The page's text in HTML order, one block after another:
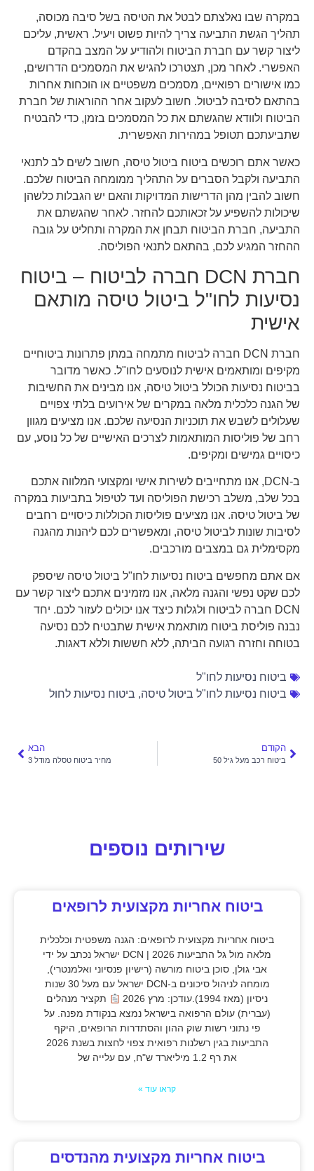
במקרה שבו נאלצתם לבטל את הטיסה בשל סיבה מכוסה,
תהליך הגשת התביעה צריך להיות פשוט ויעיל. ראשית, עליכם
ליצור קשר עם חברת הביטוח ולהודיע על המצב בהקדם
האפשרי. לאחר מכן, תצטרכו להגיש את המסמכים הדרושים,
כמו אישורים רפואיים, מסמכים משפטיים או הוכחות אחרות
בהתאם לסיבה לביטול. חשוב לעקוב אחר ההוראות של חברת
הביטוח ולוודא שהגשתם את כל המסמכים בזמן, כדי להבטיח
שתביעתכם תטופל במהירות האפשרית.
כאשר אתם רוכשים ביטוח ביטול טיסה, חשוב לשים לב לתנאי
התביעה ולקבל הסברים על התהליך ממומחה הביטוח שלכם.
חשוב להבין מהן הדרישות המדויקות והאם יש הגבלות כלשהן
שיכולות להשפיע על זכאותכם להחזר. לאחר שהגשתם את
התביעה, חברת הביטוח תבחן את המקרה ותחליט על גובה
ההחזר המגיע לכם, בהתאם לתנאי הפוליסה.
חברת DCN חברה לביטוח – ביטוח
נסיעות לחו"ל ביטול טיסה מותאם
אישית
חברת DCN חברה לביטוח מתמחה במתן פתרונות ביטוחיים
מקיפים ומותאמים אישית לנוסעים לחו"ל. כאשר מדובר
בביטוח נסיעות הכולל ביטול טיסה, אנו מבינים את החשיבות
של הגנה כלכלית מלאה במקרים של אירועים בלתי צפויים
שעלולים לשבש את תוכניות הנסיעה שלכם. אנו מציעים מגוון
רחב של פוליסות המותאמות לצרכים האישיים של כל נוסע, עם
כיסויים גמישים ומקיפים.
ב-DCN, אנו מתחייבים לשירות אישי ומקצועי המלווה אתכם
בכל שלב, משלב רכישת הפוליסה ועד לטיפול בתביעות במקרה
של ביטול טיסה. אנו מציעים פוליסות הכוללות כיסויים רחבים
לסיבות שונות לביטול טיסה, ומאפשרים לכם ליהנות מהגנה
מקסימלית גם במצבים מורכבים.
אם אתם מחפשים ביטוח נסיעות לחו"ל ביטול טיסה שיספק
לכם שקט נפשי והגנה מלאה, אנו מזמינים אתכם ליצור קשר עם
DCN חברה לביטוח ולגלות כיצד אנו יכולים לעזור לכם. יחד
נבנה פוליסת ביטוח מותאמת אישית שתבטיח לכם נסיעה
בטוחה וחזרה רגועה הביתה, ללא חששות וללא דאגות.
ביטוח נסיעות לחו"ל
ביטוח נסיעות לחו"ל ביטול טיסה, ביטוח נסיעות לחול
הקודם
ביטוח רכב מעל גיל 50
הבא
מחיר ביטוח טסלה מודל 3
שירותים נוספים
ביטוח אחריות מקצועית לרופאים
ביטוח אחריות מקצועית לרופאים: הגנה משפטית וכלכלית
מלאה מול גל התביעות 2026 | DCN ישראל נכתב על ידי
אבי גולן, סוכן ביטוח מורשה (רישיון פנסיוני ואלמנטרי),
מומחה לניהול סיכונים ב-DCN ישראל עם מעל 30 שנות
ניסיון (מאז 1994).עודכן: מרץ 2026
תקציר מנהלים
(עברית) עולם הרפואה בישראל נמצא בנקודת מפנה. על
פי נתוני רשות שוק ההון והסתדרות הרופאים, היקף
התביעות בגין רשלנות רפואית צפוי לחצות בשנת 2026
את רף 1.2 מיליארד ש"ח, עם עלייה של
קראו עוד »
ביטוח אחריות מקצועית מהנדסים